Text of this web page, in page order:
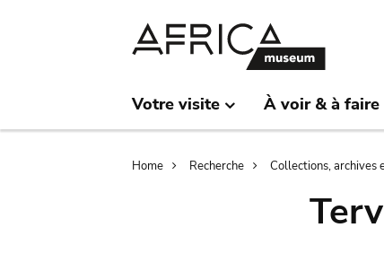
Votre visite À voir & à faire
Breadcrumb
Home Recherche Collections, archives